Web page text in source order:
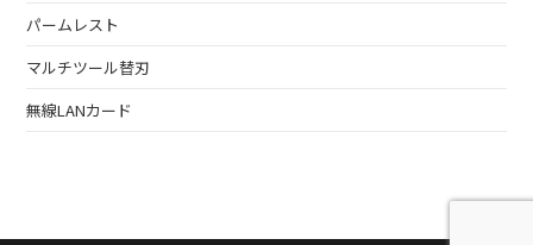
パームレスト
マルチツール替刃
無線LANカード